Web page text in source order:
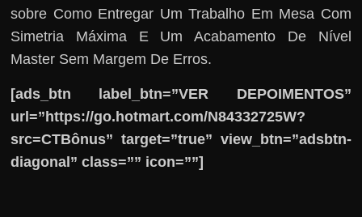
sobre Como Entregar Um Trabalho Em Mesa Com
Simetria Máxima E Um Acabamento De Nível
Master Sem Margem De Erros.
[ads_btn label_btn=”VER DEPOIMENTOS”
url=”https://go.hotmart.com/N84332725W?
src=CTBônus” target=”true” view_btn=”adsbtn-
diagonal” class=”” icon=””]